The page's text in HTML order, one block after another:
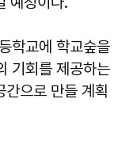
학교에 학교숲을
기회를 제공하는
으로 만들 계획